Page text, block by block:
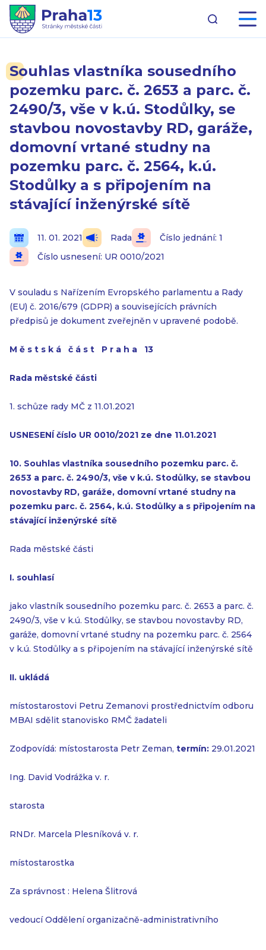
Souhlas vlastníka sousedního
pozemku parc. č. 2653 a parc. č.
2490/3, vše v k.ú. Stodůlky, se
stavbou novostavby RD, garáže,
domovní vrtané studny na
pozemku parc. č. 2564, k.ú.
Stodůlky a s připojením na
stávající inženýrské sítě
11. 01. 2021 Rada
Číslo jednání: 1
Číslo usnesení: UR 0010/2021
V souladu s Nařízením Evropského parlamentu a Rady
(EU) č. 2016/679 (GDPR) a souvisejících právních
předpisů je dokument zveřejněn v upravené podobě.
M ě s t s k á č á s t P r a h a 13
Rada městské části
1. schůze rady MČ z 11.01.2021
USNESENÍ číslo UR 0010/2021 ze dne 11.01.2021
10. Souhlas vlastníka sousedního pozemku parc. č.
2653 a parc. č. 2490/3, vše v k.ú. Stodůlky, se stavbou
novostavby RD, garáže, domovní vrtané studny na
pozemku parc. č. 2564, k.ú. Stodůlky a s připojením na
stávající inženýrské sítě
Rada městské části
I. souhlasí
jako vlastník sousedního pozemku parc. č. 2653 a parc. č.
2490/3, vše v k.ú. Stodůlky, se stavbou novostavby RD,
garáže, domovní vrtané studny na pozemku parc. č. 2564
v k.ú. Stodůlky a s připojením na stávající inženýrské sítě
II. ukládá
místostarostovi Petru Zemanovi prostřednictvím odboru
MBAI sdělit stanovisko RMČ žadateli
Zodpovídá: místostarosta Petr Zeman, termín: 29.01.2021
Ing. David Vodrážka v. r.
starosta
RNDr. Marcela Plesníková v. r.
místostarostka
Za správnost : Helena Šlitrová
vedoucí Oddělení organizačně-administrativního